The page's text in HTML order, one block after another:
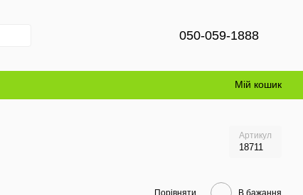
050-059-1888
Мій кошик
Артикул
18711
Порівняти В бажання